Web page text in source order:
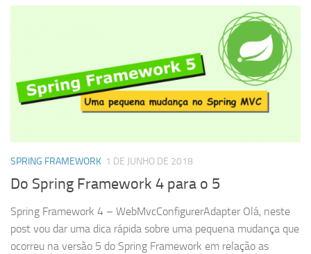
SPRING FRAMEWORK 1 DE JUNHO DE 2018
Do Spring Framework 4 para o 5
Spring Framework 4 – WebMvcConfigurerAdapter Olá, neste
post vou dar uma dica rápida sobre uma pequena mudança que
ocorreu na versão 5 do Spring Framework em relação as